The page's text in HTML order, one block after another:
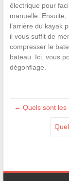
électrique pour
manuelle. Ensuite,
l’arrière du kayak
il vous suffit de
compresser le
bateau. Ici, vous
dégonflage.
← Quels sont les